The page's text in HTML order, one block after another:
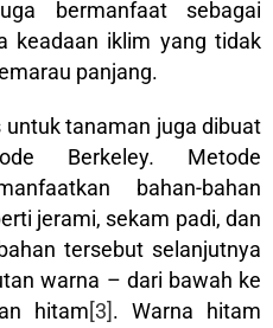
bermanfaat sebagai
keadaan iklim yang tidak
panjang.
tanaman juga dibuat
Berkeley. Metode
bahan-bahan
jerami, sekam padi, dan
tersebut selanjutnya
warna – dari bawah ke
hitam[3]. Warna hitam